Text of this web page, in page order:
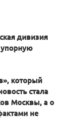
дивизия
упорную
который
стала
Москвы, а о
не